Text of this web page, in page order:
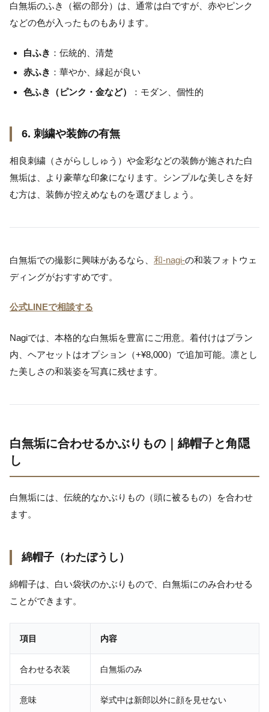
白無垢のふき（裾の部分）は、通常は白ですが、赤やピンク
などの色が入ったものもあります。
白ふき ：伝統的、清楚
赤ふき ：華やか、縁起が良い
色ふき（ピンク・金など）
：モダン、個性的
6. 刺繍や装飾の有無
相良刺繍（さがらししゅう）や金彩などの装飾が施された白
無垢は、より豪華な印象になります。シンプルな美しさを好
む方は、装飾が控えめなものを選びましょう。
白無垢での撮影に興味があるなら、 和-nagi-の和装フォトウェ
ディングがおすすめです。
公式LINEで相談する
Nagiでは、本格的な白無垢を豊富にご用意。着付けはプラン
内、ヘアセットはオプション（+¥8,000）で追加可能。凛とし
た美しさの和装姿を写真に残せます。
白無垢に合わせるかぶりもの｜綿帽子と角隠
し
白無垢には、伝統的なかぶりもの（頭に被るもの）を合わせ
ます。
綿帽子（わたぼうし）
綿帽子は、白い袋状のかぶりもので、白無垢にのみ合わせる
ことができます。
項目 内容
合わせる衣装 白無垢のみ
意味 挙式中は新郎以外に顔を見せない